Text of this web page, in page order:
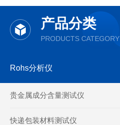
产品分类
PRODUCTS CATEGORY
Rohs分析仪
贵金属成分含量测试仪
快递包装材料测试仪